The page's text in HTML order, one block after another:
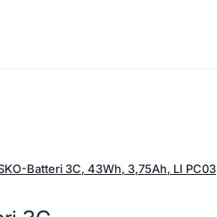
Batteri 3C, 43Wh, 3,75Ah, LI PC03